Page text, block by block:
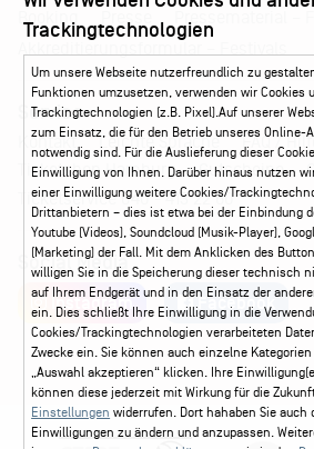
Booking Presse
Service
Kontakt Leichte Sprache
FAQ /
Ticketshop Hamburg
Gutscheine
Ticketservice 040 - 413 22 60
Social Media
Instagram Facebook
Trackingtechnologien
Um unsere Webseite nutzerfreundlich zu
Funktionen umzusetzen, verwenden wir Cookies
Trackingtechnologien (z.B. Pixel).Auf unserer
zum Einsatz, die für den Betrieb unseres Online-
notwendig sind. Für die Auslieferung dieser
Einwilligung von Ihnen. Darüber hinaus nutzen
einer Einwilligung weitere Cookies/
Drittanbietern – dies ist etwa bei der Einbindung
Youtube (Videos), Soundcloud (Musik-Player),
(Marketing) der Fall. Mit dem Anklicken des
willigen Sie in die Speicherung dieser technisch
auf Ihrem Endgerät und in den Einsatz der
ein. Dies schließt Ihre Einwilligung in die
Cookies/Trackingtechnologien verarbeiteten
Zwecke ein. Sie können auch einzelne
„Auswahl akzeptieren“ klicken. Ihre
können diese jederzeit mit Wirkung für die
Einstellungen widerrufen. Dort hahaben Sie auch
Einwilligungen zu ändern und anzupassen.